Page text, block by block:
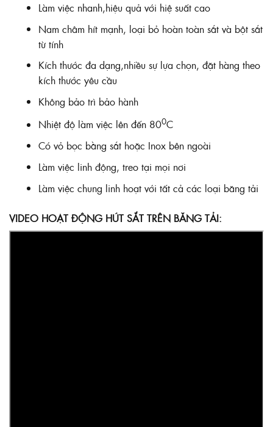
Làm việc nhanh,hiệu quả với hiệ suất cao
Nam châm hít mạnh, loại bỏ hoàn toàn sắt và bột sắt
từ tính
Kích thước đa dạng,nhiều sự lựa chọn, đặt hàng theo
kích thước yêu cầu
Không bảo trì bảo hành
Nhiệt độ làm việc lên đến 800C
Có vỏ bọc bằng sắt hoặc Inox bên ngoài
Làm việc linh động, treo tại mọi nơi
Làm việc chung linh hoạt với tất cả các loại băng tải
VIDEO HOẠT ĐỘNG HÚT SẮT TRÊN BĂNG TẢI: